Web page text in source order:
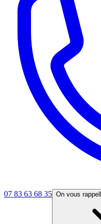
07 83 63 68 35 On vous